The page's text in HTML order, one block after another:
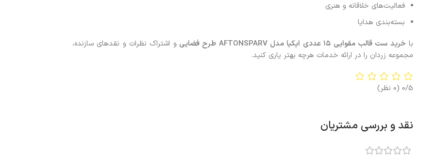
فعالیت‌های خلاقانه و هنری
بسته‌بندی هدایا
با خرید ست قالب مقوایی ۱۵ عددی ایکیا مدل AFTONSPARV طرح فضاییو اشتراک نظرات و نقدهای سازنده،
مجموعه زردان را در ارائه خدمات هرچه بهتر یاری کنید.
0/5 (0 نظر)
نقد و بررسی مشتریان